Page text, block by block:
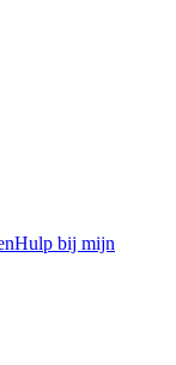
Hulp bij mijn